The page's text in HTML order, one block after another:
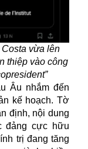
vừa lên
thiệp vào công
Âu nhắm đến
kế hoạch. Tờ
định, nội dung
đảng cực hữu
trị đang tăng